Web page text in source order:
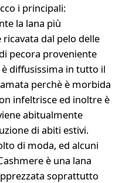
i principali:
la lana più
dal pelo delle
pecora proveniente
diffusissima in tutto il
perchè è morbida
infeltrisce ed inoltre è
abitualmente
di abiti estivi.
di moda, ed alcuni
è una lana
soprattutto